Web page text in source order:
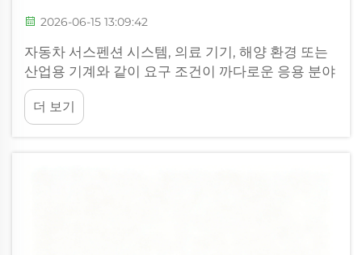
2026-06-15 13:09:42
자동차 서스펜션 시스템, 의료 기기, 해양 환경 또는
산업용 기계와 같이 요구 조건이 까다로운 응용 분야
에서는 스프링이 수백만 차례에 걸쳐 반복적인 하중
과 해제를 견뎌야 합니다. 피로로 인한 스프링 파손
은 시스템 고장으로 이어질 수 있으며...
더 보기